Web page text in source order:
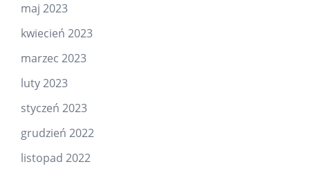
maj 2023
kwiecień 2023
marzec 2023
luty 2023
styczeń 2023
grudzień 2022
listopad 2022